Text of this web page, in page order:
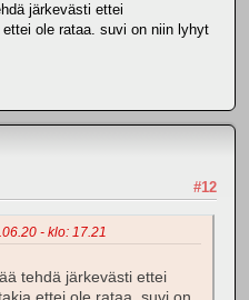
järkevästi ettei
ole rataa. suvi on niin lyhyt
#12
- klo: 17.21
tehdä järkevästi ettei